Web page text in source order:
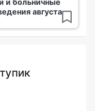
и больничные
августа